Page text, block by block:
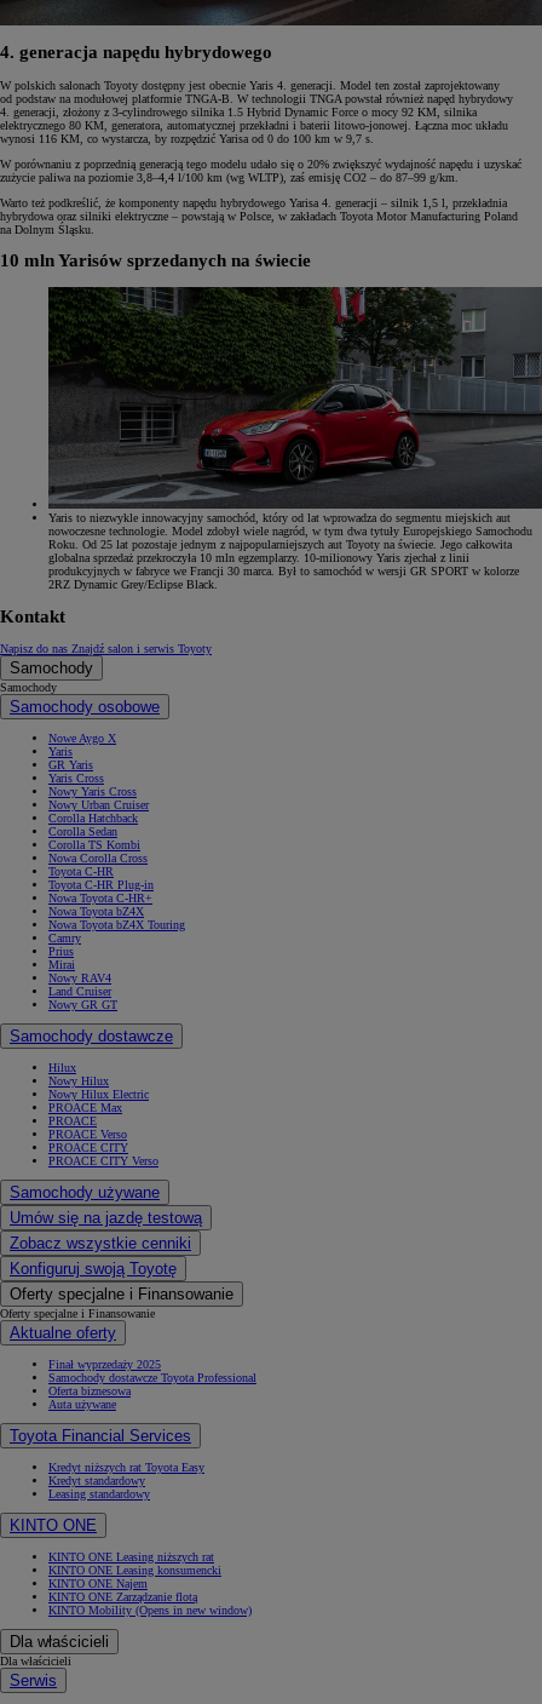
4. generacja napędu hybrydowego
W polskich salonach Toyoty dostępny jest obecnie Yaris 4. generacji. Model ten został zaprojektowany
od podstaw na modułowej platformie TNGA-B. W technologii TNGA powstał również napęd hybrydowy
4. generacji, złożony z 3-cylindrowego silnika 1.5 Hybrid Dynamic Force o mocy 92 KM, silnika
elektrycznego 80 KM, generatora, automatycznej przekładni i baterii litowo-jonowej. Łączna moc układu
wynosi 116 KM, co wystarcza, by rozpędzić Yarisa od 0 do 100 km w 9,7 s.
W porównaniu z poprzednią generacją tego modelu udało się o 20% zwiększyć wydajność napędu i uzyskać
zużycie paliwa na poziomie 3,8–4,4 l/100 km (wg WLTP), zaś emisję CO2 – do 87–99 g/km.
Warto też podkreślić, że komponenty napędu hybrydowego Yarisa 4. generacji – silnik 1,5 l, przekładnia
hybrydowa oraz silniki elektryczne – powstają w Polsce, w zakładach Toyota Motor Manufacturing Poland
na Dolnym Śląsku.
10 mln Yarisów sprzedanych na świecie
Yaris to niezwykle innowacyjny samochód, który od lat wprowadza do segmentu miejskich aut
nowoczesne technologie. Model zdobył wiele nagród, w tym dwa tytuły Europejskiego Samochodu
Roku. Od 25 lat pozostaje jednym z najpopularniejszych aut Toyoty na świecie. Jego całkowita
globalna sprzedaż przekroczyła 10 mln egzemplarzy. 10-milionowy Yaris zjechał z linii
produkcyjnych w fabryce we Francji 30 marca. Był to samochód w wersji GR SPORT w kolorze
2RZ Dynamic Grey/Eclipse Black.
Kontakt
Napisz do nas Znajdź salon i serwis Toyoty
Samochody
Samochody
Samochody osobowe
Nowe Aygo X
Yaris
GR Yaris
Yaris Cross
Nowy Yaris Cross
Nowy Urban Cruiser
Corolla Hatchback
Corolla Sedan
Corolla TS Kombi
Nowa Corolla Cross
Toyota C-HR
Toyota C-HR Plug-in
Nowa Toyota C-HR+
Nowa Toyota bZ4X
Nowa Toyota bZ4X Touring
Camry
Prius
Mirai
Nowy RAV4
Land Cruiser
Nowy GR GT
Samochody dostawcze
Hilux
Nowy Hilux
Nowy Hilux Electric
PROACE Max
PROACE
PROACE Verso
PROACE CITY
PROACE CITY Verso
Samochody używane
Umów się na jazdę testową
Zobacz wszystkie cenniki
Konfiguruj swoją Toyotę
Oferty specjalne i Finansowanie
Oferty specjalne i Finansowanie
Aktualne oferty
Finał wyprzedaży 2025
Samochody dostawcze Toyota Professional
Oferta biznesowa
Auta używane
Toyota Financial Services
Kredyt niższych rat Toyota Easy
Kredyt standardowy
Leasing standardowy
KINTO ONE
KINTO ONE Leasing niższych rat
KINTO ONE Leasing konsumencki
KINTO ONE Najem
KINTO ONE Zarządzanie flotą
KINTO Mobility (Opens in new window)
Dla właścicieli
Dla właścicieli
Serwis